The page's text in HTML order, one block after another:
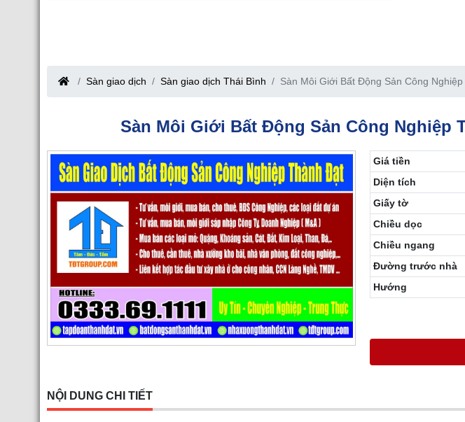
Sàn giao dịch Sàn giao dịch Thái Bình Sàn Môi Giới Bất Động Sản Công
Sàn Môi Giới Bất Động Sản Công Nghiệp
Giá tiền
Diện tích
Giấy tờ
Chiều dọc
Chiều ngang
Đường trước nhà
Hướng
NỘI DUNG CHI TIẾT